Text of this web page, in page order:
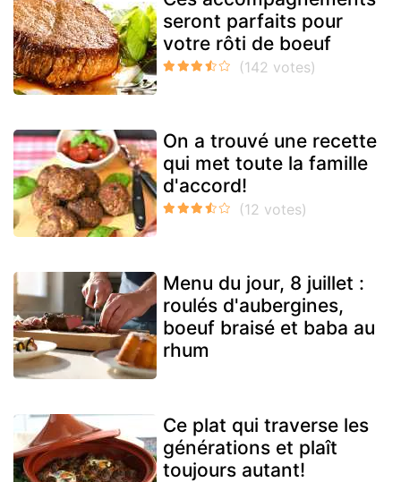
seront parfaits pour
votre rôti de boeuf
On a trouvé une recette
qui met toute la famille
d'accord!
Menu du jour, 8 juillet :
roulés d'aubergines,
boeuf braisé et baba au
rhum
Ce plat qui traverse les
générations et plaît
toujours autant!